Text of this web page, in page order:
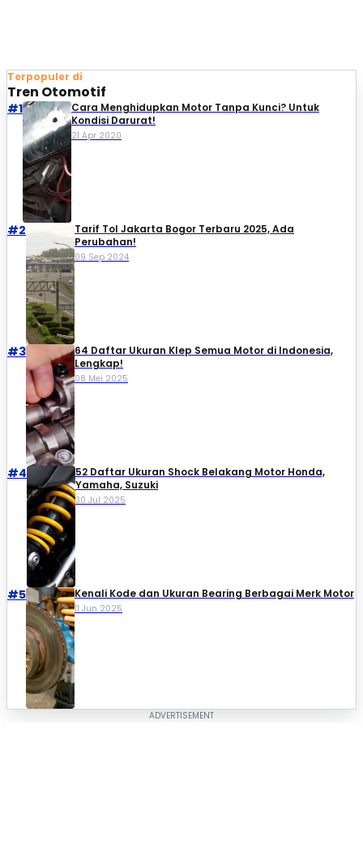
Terpopuler di
Tren Otomotif
#1
Cara Menghidupkan Motor Tanpa Kunci? Untuk
Kondisi Darurat!
21 Apr 2020
#2
Tarif Tol Jakarta Bogor Terbaru 2025, Ada
Perubahan!
09 Sep 2024
#3
64 Daftar Ukuran Klep Semua Motor di Indonesia,
Lengkap!
08 Mei 2025
#4
52 Daftar Ukuran Shock Belakang Motor Honda,
Yamaha, Suzuki​
30 Jul 2025
#5 Kenali Kode dan Ukuran Bearing Berbagai Merk Motor
11 Jun 2025